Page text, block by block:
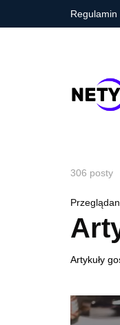
Regulamin
306 posty
Artykuły